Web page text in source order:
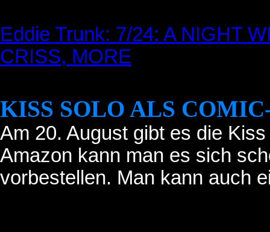
Eddie Trunk: 7/24: A NIGHT
CRISS, MORE
KISS SOLO ALS
Am 20. August gibt es die
Amazon kann man es sich
vorbestellen. Man kann auch